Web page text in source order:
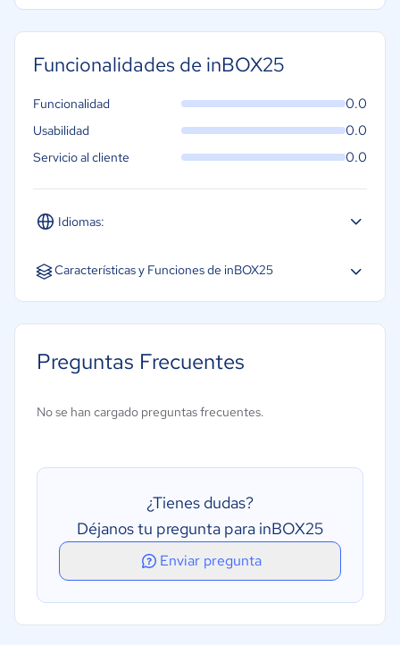
Funcionalidades de inBOX25
Idiomas:
Inglés
Funcionalidad 0.0
Usabilidad 0.0
Servicio al cliente 0.0
Características y Funciones de inBOX25
Preguntas Frecuentes
No se han cargado preguntas frecuentes.
¿Tienes dudas?
Déjanos tu pregunta para inBOX25
Enviar pregunta